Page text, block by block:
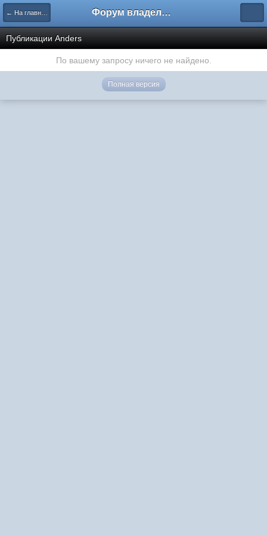
← На главную Форум владельцев интернет-магазинов
Публикации Anders
По вашему запросу ничего не найдено.
Полная версия